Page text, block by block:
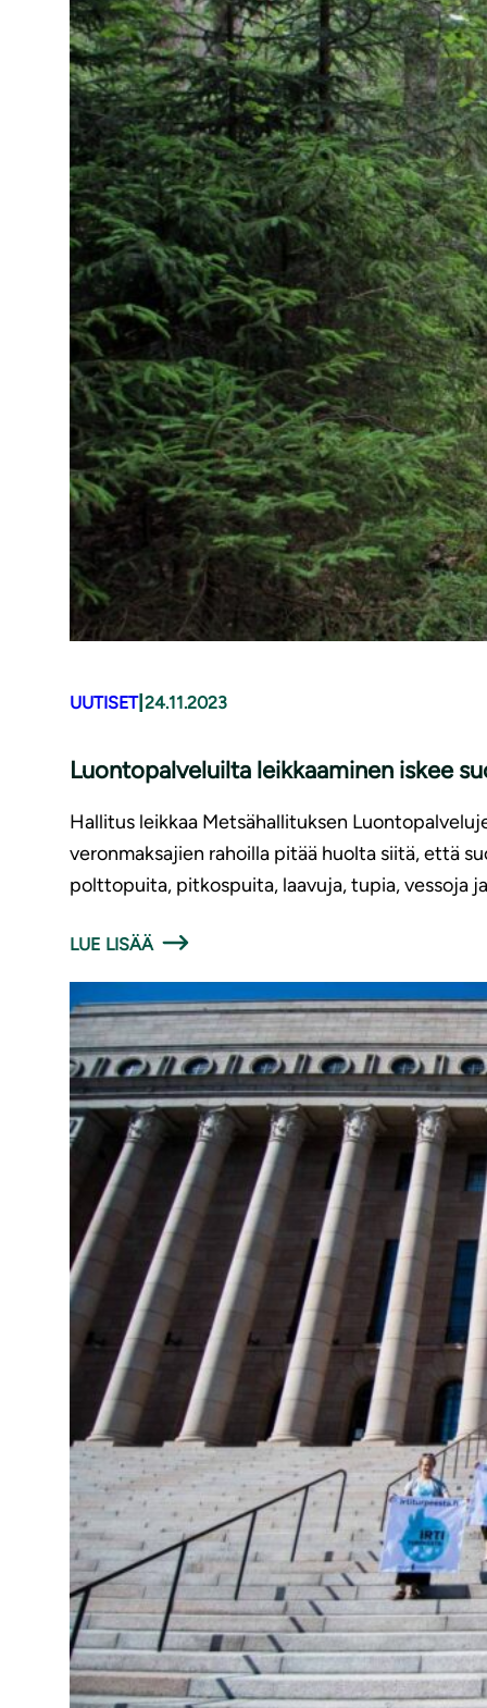
UUTISET| 24.11.2023
Luon­to­pal­ve­luil­ta leikkaaminen iskee
Hallitus leikkaa Metsähallituksen
veronmaksajien rahoilla pitää huolta siitä, että
polttopuita, pitkospuita, laavuja, tupia, vessoja
LUE LISÄÄ